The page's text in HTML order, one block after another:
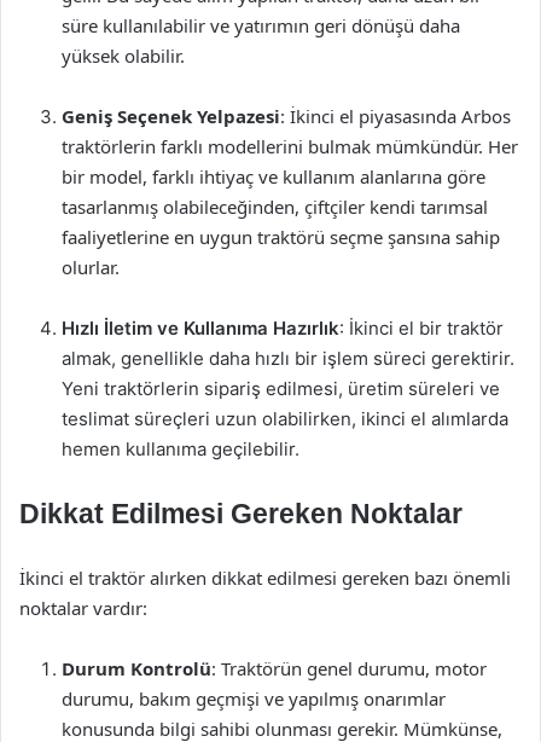
süre kullanılabilir ve yatırımın geri dönüşü daha
yüksek olabilir.
Geniş Seçenek Yelpazesi: İkinci el piyasasında Arbos
traktörlerin farklı modellerini bulmak mümkündür. Her
bir model, farklı ihtiyaç ve kullanım alanlarına göre
tasarlanmış olabileceğinden, çiftçiler kendi tarımsal
faaliyetlerine en uygun traktörü seçme şansına sahip
olurlar.
Hızlı İletim ve Kullanıma Hazırlık: İkinci el bir traktör
almak, genellikle daha hızlı bir işlem süreci gerektirir.
Yeni traktörlerin sipariş edilmesi, üretim süreleri ve
teslimat süreçleri uzun olabilirken, ikinci el alımlarda
hemen kullanıma geçilebilir.
Dikkat Edilmesi Gereken Noktalar
İkinci el traktör alırken dikkat edilmesi gereken bazı önemli
noktalar vardır:
Durum Kontrolü: Traktörün genel durumu, motor
durumu, bakım geçmişi ve yapılmış onarımlar
konusunda bilgi sahibi olunması gerekir. Mümkünse,